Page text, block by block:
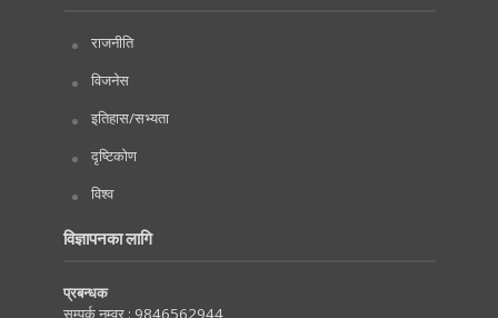
राजनीति
विजनेस
इतिहास/सभ्यता
दृष्टिकोण
विश्व
विज्ञापनका लागि
प्रबन्धक
सम्पर्क नम्वर : 9846562944